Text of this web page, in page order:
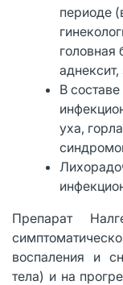
периоде
головная
аднексит,
В
уха,
Препарат
воспаления и
тела) и на